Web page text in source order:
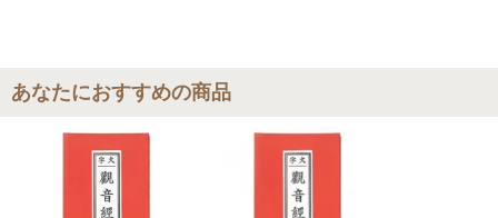
あなたにおすすめの商品